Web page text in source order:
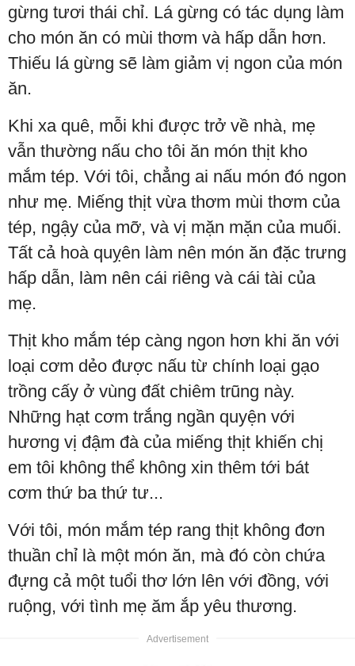
gừng tươi thái chỉ. Lá gừng có tác dụng làm
cho món ăn có mùi thơm và hấp dẫn hơn.
Thiếu lá gừng sẽ làm giảm vị ngon của món
ăn.
Khi xa quê, mỗi khi được trở về nhà, mẹ
vẫn thường nấu cho tôi ăn món thịt kho
mắm tép. Với tôi, chẳng ai nấu món đó ngon
như mẹ. Miếng thịt vừa thơm mùi thơm của
tép, ngậy của mỡ, và vị mặn mặn của muối.
Tất cả hoà quỵên làm nên món ăn đặc trưng
hấp dẫn, làm nên cái riêng và cái tài của
mẹ.
Thịt kho mắm tép càng ngon hơn khi ăn với
loại cơm dẻo được nấu từ chính loại gạo
trồng cấy ở vùng đất chiêm trũng này.
Những hạt cơm trắng ngần quyện với
hương vị đậm đà của miếng thịt khiến chị
em tôi không thể không xin thêm tới bát
cơm thứ ba thứ tư...
Với tôi, món mắm tép rang thịt không đơn
thuần chỉ là một món ăn, mà đó còn chứa
đựng cả một tuổi thơ lớn lên với đồng, với
ruộng, với tình mẹ ăm ắp yêu thương.